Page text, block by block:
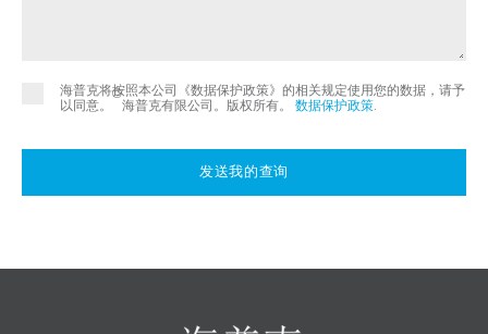
海普克将按照本公司《数据保护政策》的相关规定使用您的数据，请予
以同意。
©
海普克有限公司。版权所有。 数据保护政策.
发送我的查询